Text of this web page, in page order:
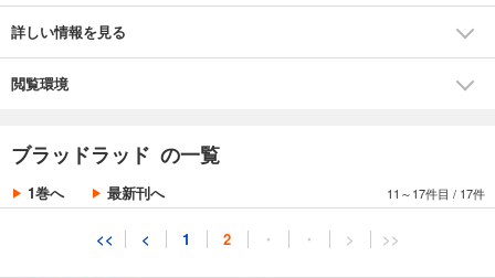
詳しい情報を見る
閲覧環境
ブラッドラッド の一覧
1巻へ 最新刊へ 11～17件目 / 17件
<< < 1 2 ・ ・ > >>
616円 (税込)
完結
カート
試し読み
616 円 (税込)
完結